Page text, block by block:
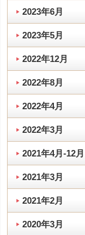
2023年6月
2023年5月
2022年12月
2022年8月
2022年4月
2022年3月
2021年4月-12月
2021年3月
2021年2月
2020年3月